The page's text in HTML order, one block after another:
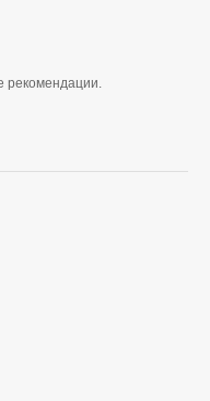
рекомендации.